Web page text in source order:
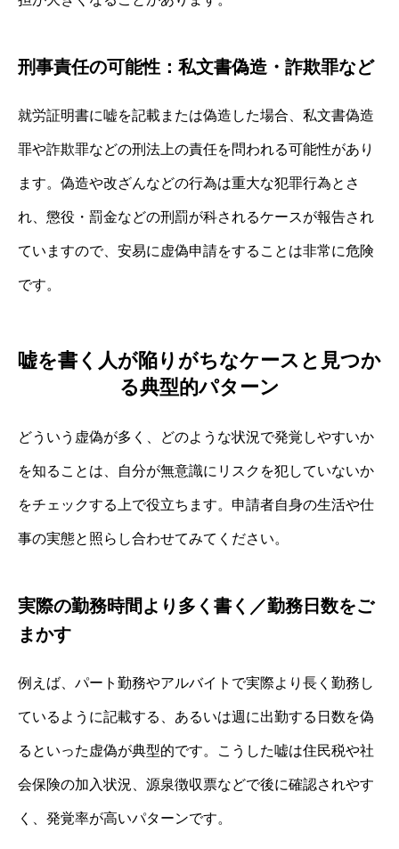
刑事責任の可能性：私文書偽造・詐欺罪など
就労証明書に嘘を記載または偽造した場合、私文書偽造
罪や詐欺罪などの刑法上の責任を問われる可能性があり
ます。偽造や改ざんなどの行為は重大な犯罪行為とさ
れ、懲役・罰金などの刑罰が科されるケースが報告され
ていますので、安易に虚偽申請をすることは非常に危険
です。
嘘を書く人が陥りがちなケースと見つか
る典型的パターン
どういう虚偽が多く、どのような状況で発覚しやすいか
を知ることは、自分が無意識にリスクを犯していないか
をチェックする上で役立ちます。申請者自身の生活や仕
事の実態と照らし合わせてみてください。
実際の勤務時間より多く書く／勤務日数をご
まかす
例えば、パート勤務やアルバイトで実際より長く勤務し
ているように記載する、あるいは週に出勤する日数を偽
るといった虚偽が典型的です。こうした嘘は住民税や社
会保険の加入状況、源泉徴収票などで後に確認されやす
く、発覚率が高いパターンです。